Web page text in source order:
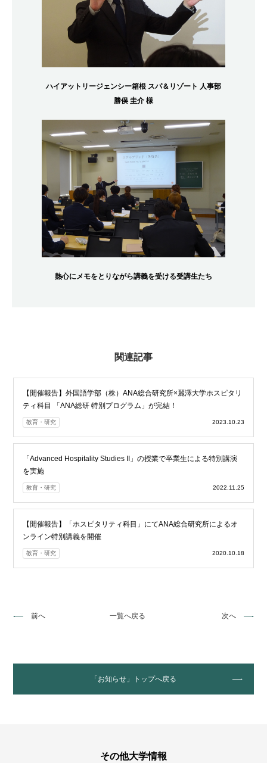
ハイアットリージェンシー箱根 スパ＆リゾート 人事部
勝俣 圭介 様
熱心にメモをとりながら講義を受ける受講生たち
関連記事
【開催報告】外国語学部（株）ANA総合研究所×麗澤大学ホスピタリ
ティ科目 「ANA総研 特別プログラム」が完結！
教育・研究 2023.10.23
「Advanced Hospitality Studies II」の授業で卒業生による特別講演
を実施
教育・研究 2022.11.25
【開催報告】「ホスピタリティ科目」にてANA総合研究所によるオ
ンライン特別講義を開催
教育・研究 2020.10.18
前へ 一覧へ戻る 次へ
「お知らせ」トップへ戻る
その他大学情報